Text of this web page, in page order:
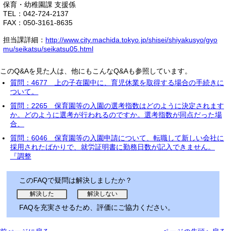
保育・幼稚園課 支援係
TEL：042-724-2137
FAX：050-3161-8635
担当課詳細： http://www.city.machida.tokyo.jp/shisei/shiyakusyo/gyo
mu/seikatsu/seikatsu05.html
このQ&Aを見た人は、他にもこんなQ&Aも参照しています。
質問：4677 上の子在園中に、育児休業を取得する場合の手続きに
ついて。
質問：2265 保育園等の入園の選考指数はどのように決定されます
か。どのように選考が行われるのですか。選考指数が同点だった場
合、
質問：6046 保育園等の入園申請について、転職して新しい会社に
採用されたばかりで、就労証明書に勤務日数が記入できません。
『調整
このFAQで疑問は解決しましたか？
FAQを充実させるため、評価にご協力ください。